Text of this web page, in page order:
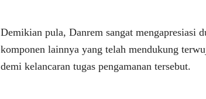
Demikian pula, Danrem sangat mengapresiasi
komponen lainnya yang telah mendukung
demi kelancaran tugas pengamanan tersebut.